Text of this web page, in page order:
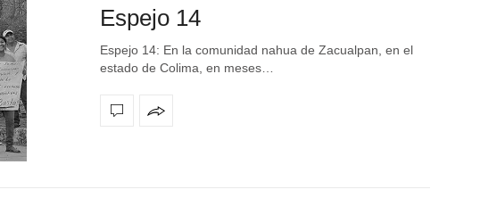
Espejo 14
Espejo 14: En la comunidad nahua de Zacualpan, en el
estado de Colima, en meses…